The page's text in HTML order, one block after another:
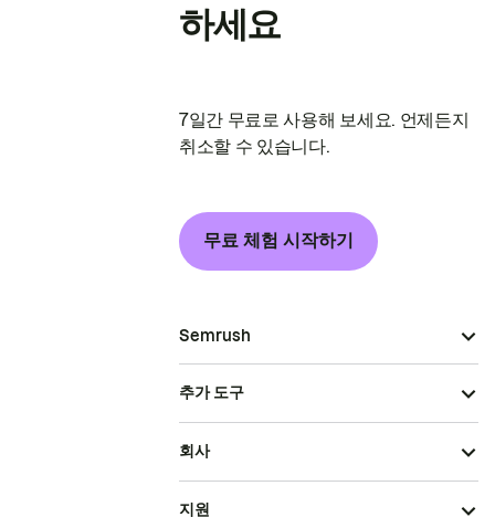
하세요
7일간 무료로 사용해 보세요. 언제든지
취소할 수 있습니다.
무료 체험 시작하기
Semrush
추가 도구
회사
지원